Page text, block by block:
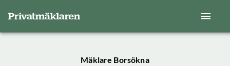
Mäklare Borsökna